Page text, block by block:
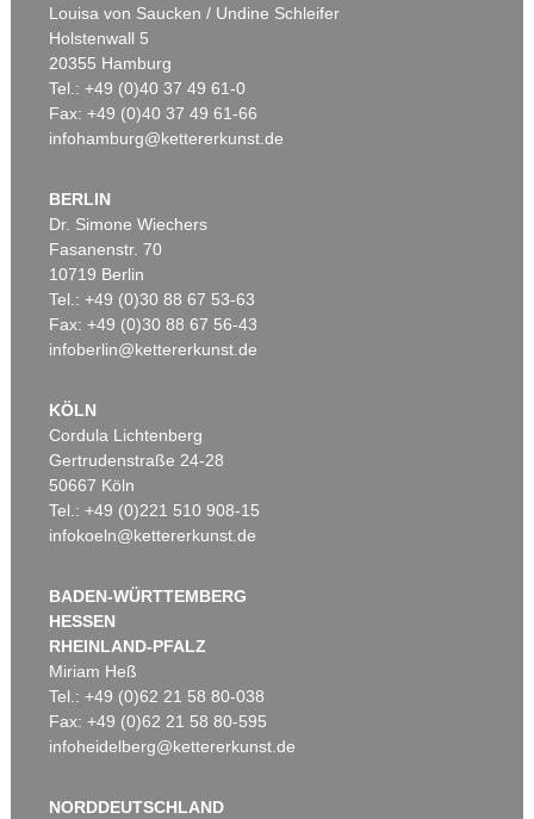
Louisa von Saucken / Undine Schleifer
Holstenwall 5
20355 Hamburg
Tel.: +49 (0)40 37 49 61-0
Fax: +49 (0)40 37 49 61-66
infohamburg@kettererkunst.de
BERLIN
Dr. Simone Wiechers
Fasanenstr. 70
10719 Berlin
Tel.: +49 (0)30 88 67 53-63
Fax: +49 (0)30 88 67 56-43
infoberlin@kettererkunst.de
KÖLN
Cordula Lichtenberg
Gertrudenstraße 24-28
50667 Köln
Tel.: +49 (0)221 510 908-15
infokoeln@kettererkunst.de
BADEN-WÜRTTEMBERG
HESSEN
RHEINLAND-PFALZ
Miriam Heß
Tel.: +49 (0)62 21 58 80-038
Fax: +49 (0)62 21 58 80-595
infoheidelberg@kettererkunst.de
NORDDEUTSCHLAND